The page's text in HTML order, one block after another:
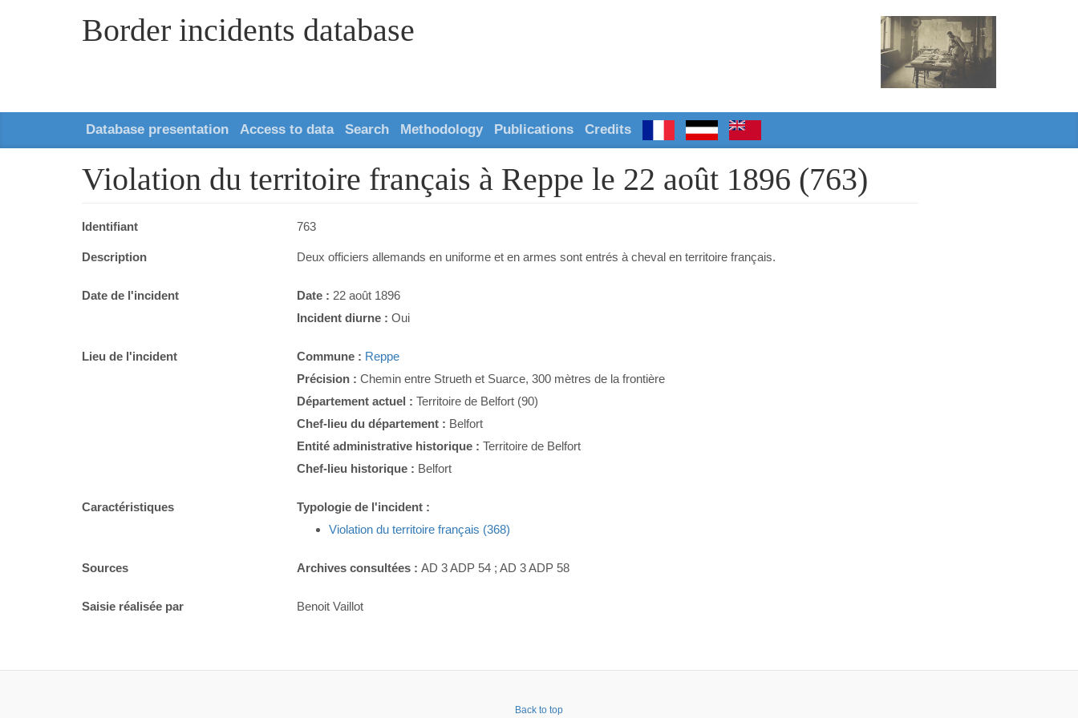
Border incidents database
Database presentation Access to data Search Methodology Publications Credits
Violation du territoire français à Reppe le 22 août 1896 (763)
Identifiant 763
Description Deux officiers allemands en uniforme et en armes sont entrés à cheval en territoire français.
Date de l'incident Date : 22 août 1896
Incident diurne :Oui
Lieu de l'incident Commune : Reppe
Précision :Chemin entre Strueth et Suarce, 300 mètres de la frontière
Département actuel :Territoire de Belfort (90)
Chef-lieu du département : Belfort
Entité administrative historique :Territoire de Belfort
Chef-lieu historique : Belfort
Caractéristiques
Typologie de l'incident :
Violation du territoire français (368)
Sources Archives consultées :AD 3 ADP 54 ; AD 3 ADP 58
Saisie réalisée par Benoit Vaillot
Back to top